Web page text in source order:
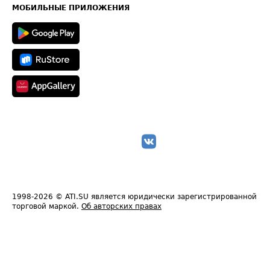
Техническая информация
МОБИЛЬНЫЕ ПРИЛОЖЕНИЯ
1998-2026 © ATI.SU является юридически зарегистрированной
торговой маркой. Об авторских правах